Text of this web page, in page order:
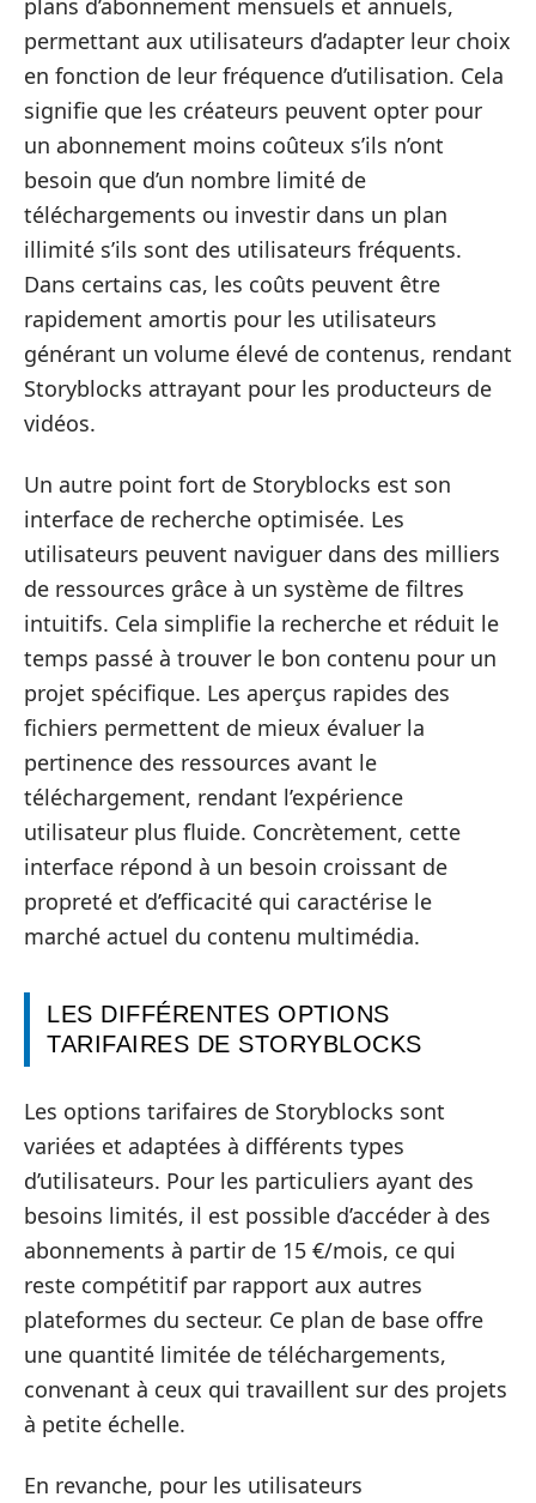
permettant aux utilisateurs d’adapter leur choix
en fonction de leur fréquence d’utilisation. Cela
signifie que les créateurs peuvent opter pour
un abonnement moins coûteux s’ils n’ont
besoin que d’un nombre limité de
téléchargements ou investir dans un plan
illimité s’ils sont des utilisateurs fréquents.
Dans certains cas, les coûts peuvent être
rapidement amortis pour les utilisateurs
générant un volume élevé de contenus, rendant
Storyblocks attrayant pour les producteurs de
vidéos.
Un autre point fort de Storyblocks est son
interface de recherche optimisée. Les
utilisateurs peuvent naviguer dans des milliers
de ressources grâce à un système de filtres
intuitifs. Cela simplifie la recherche et réduit le
temps passé à trouver le bon contenu pour un
projet spécifique. Les aperçus rapides des
fichiers permettent de mieux évaluer la
pertinence des ressources avant le
téléchargement, rendant l’expérience
utilisateur plus fluide. Concrètement, cette
interface répond à un besoin croissant de
propreté et d’efficacité qui caractérise le
marché actuel du contenu multimédia.
LES DIFFÉRENTES OPTIONS
TARIFAIRES DE STORYBLOCKS
Les options tarifaires de Storyblocks sont
variées et adaptées à différents types
d’utilisateurs. Pour les particuliers ayant des
besoins limités, il est possible d’accéder à des
abonnements à partir de 15 €/mois, ce qui
reste compétitif par rapport aux autres
plateformes du secteur. Ce plan de base offre
une quantité limitée de téléchargements,
convenant à ceux qui travaillent sur des projets
à petite échelle.
En revanche, pour les utilisateurs